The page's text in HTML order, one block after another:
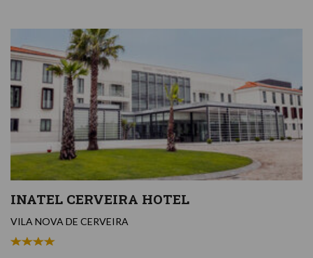
INATEL CERVEIRA HOTEL
VILA NOVA DE CERVEIRA